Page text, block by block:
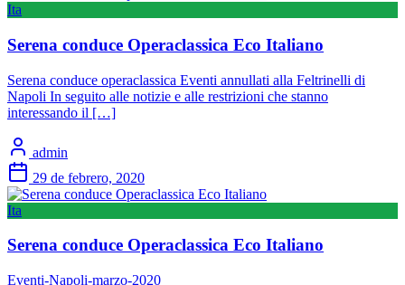
Ita
Serena conduce Operaclassica Eco Italiano
Serena conduce operaclassica Eventi annullati alla Feltrinelli di
Napoli In seguito alle notizie e alle restrizioni che stanno
interessando il […]
admin
29 de febrero, 2020
Ita
Serena conduce Operaclassica Eco Italiano
Eventi-Napoli-marzo-2020